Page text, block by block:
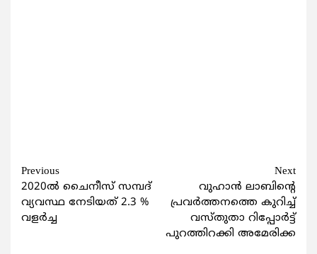
Continue
Reading
Previous
2020ല്‍ ചൈനീസ് സമ്പദ്
വ്യവസ്ഥ നേടിയത് 2.3 %
വളര്‍ച്ച
Next
വുഹാൻ ലാബിന്റെ
പ്രവർത്തനത്തെ കുറിച്ച്
വസ്തുതാ റിപ്പോർട്ട്
പുറത്തിറക്കി അമേരിക്ക